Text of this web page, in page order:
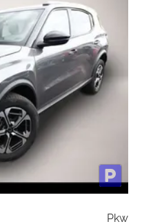
Pkw